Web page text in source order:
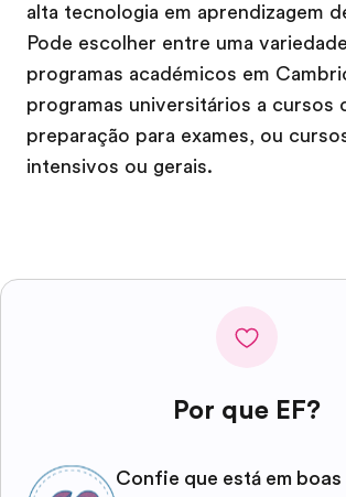
alta tecnologia em aprendizagem
Pode escolher entre uma
programas académicos em
programas universitários a cursos
preparação para exames, ou
intensivos ou gerais.
Por que EF?
Confie que está em boas